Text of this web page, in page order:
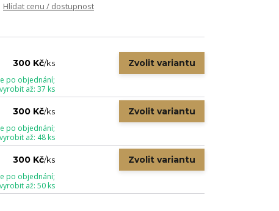
Hlídat cenu / dostupnost
300 Kč/ks
po objednání;
až: 37 ks
Zvolit variantu
300 Kč/ks
po objednání;
až: 48 ks
Zvolit variantu
300 Kč/ks
po objednání;
až: 50 ks
Zvolit variantu